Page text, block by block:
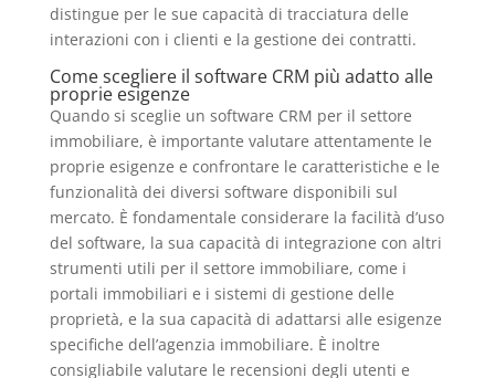
distingue per le sue capacità di tracciatura delle
interazioni con i clienti e la gestione dei contratti.
Come scegliere il software CRM più adatto alle
proprie esigenze
Quando si sceglie un software CRM per il settore
immobiliare, è importante valutare attentamente le
proprie esigenze e confrontare le caratteristiche e le
funzionalità dei diversi software disponibili sul
mercato. È fondamentale considerare la facilità d’uso
del software, la sua capacità di integrazione con altri
strumenti utili per il settore immobiliare, come i
portali immobiliari e i sistemi di gestione delle
proprietà, e la sua capacità di adattarsi alle esigenze
specifiche dell’agenzia immobiliare. È inoltre
consigliabile valutare le recensioni degli utenti e